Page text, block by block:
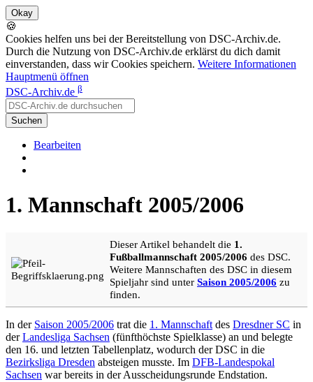
🍪
Cookies helfen uns bei der Bereitstellung von DSC-Archiv.de.
Durch die Nutzung von DSC-Archiv.de erklärst du dich damit
einverstanden, dass wir Cookies speichern. Weitere Informationen
Hauptmenü öffnen
DSC-Archiv.de β
Suchen
Bearbeiten
1. Mannschaft 2005/2006
Dieser Artikel behandelt die 1.
Fußballmannschaft 2005/2006 des DSC.
Weitere Mannschaften des DSC in diesem
Spieljahr sind unter Saison 2005/2006 zu
finden.
In der Saison 2005/2006 trat die 1. Mannschaft des Dresdner SC in
derLandesliga Sachsen (fünfthöchste Spielklasse) an und belegte
den 16. und letzten Tabellenplatz, wodurch der DSC in die
Bezirksliga Dresden absteigen musste. Im DFB-Landespokal
Sachsen war bereits in der Ausscheidungsrunde Endstation.